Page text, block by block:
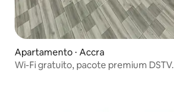
Apartamento ⋅ Accra
Wi-Fi gratuito, pacote premium DSTV.